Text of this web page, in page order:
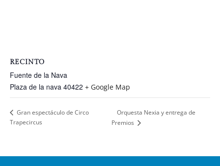
RECINTO
Fuente de la Nava
Plaza de la nava 40422 + Google Map
Gran espectáculo de Circo
Trapecircus
Orquesta Nexia y entrega de
Premios